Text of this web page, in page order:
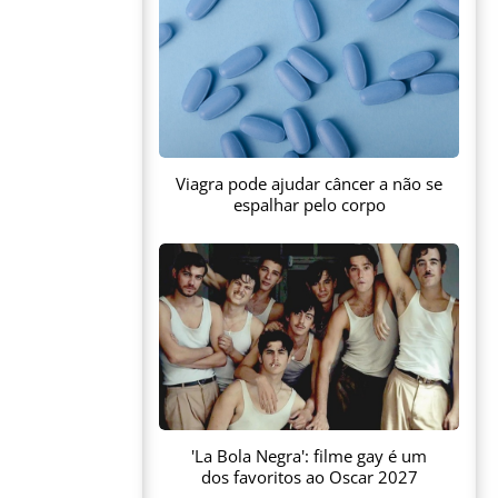
Viagra pode ajudar câncer a não se
espalhar pelo corpo
'La Bola Negra': filme gay é um
dos favoritos ao Oscar 2027